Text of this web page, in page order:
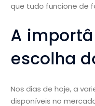
que tudo funcione de
A
escolha
Nos dias de hoje, a
disponíveis no